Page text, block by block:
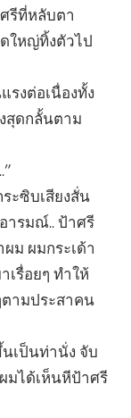
รีที่หลับตา
ดใหญ่ทิ้งตัวไป
รงต่อเนื่องทั้ง
สุดกลั้นตาม
ะซิบเสียงสั่น
ารมณ์.. ป้าศรี
ม ผมกระเด้า
เรื่อยๆ ทำให้
ามประสาคน
เป็นท่านั่ง จับ
มได้เห็นหีป้าศรี